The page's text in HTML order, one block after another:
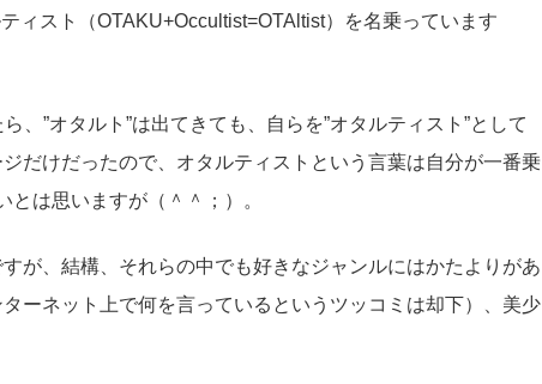
ィスト（OTAKU+Occultist=OTAltist）を名乗っています
、”オタルト”は出てきても、自らを”オタルティスト”として
だけだったので、オタルティストという言葉は自分が一番乗
は思いますが（＾＾；）。
が、結構、それらの中でも好きなジャンルにはかたよりがあ
ーネット上で何を言っているというツッコミは却下）、美少